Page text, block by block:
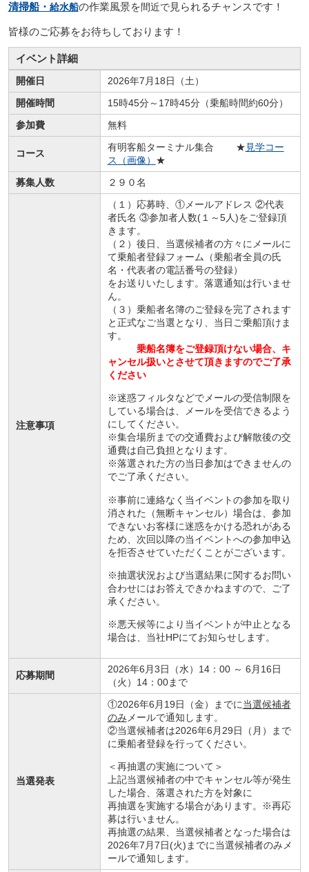
清掃船・ 給水船の作業風景を間近で見られるチャンスです！
皆様のご応募をお待ちしております！
イベント詳細
開催日
2026年7月18日（土）
開催時間
15時45分～17時45分（乗船時間約60分）
参加費
無料
コース
有明客船ターミナル集合 ★ 見学コー
ス（画像） ★
募集人数
２９０名
注意事項
（１）応募時、①メールアドレス ②代表
者氏名 ③参加者人数(１～5人)をご登録頂
きます。
（２）後日、当選候補者の方々にメールに
て乗船者登録フォーム（乗船者全員の氏
名・代表者の電話番号の登録）
をお送りいたします。落選通知は行いませ
ん。
（３）乗船者名簿のご登録を完了されます
と正式なご当選となり、当日ご乗船頂けま
す。
乗船名簿をご登録頂けない場合、キ
ャンセル扱いとさせて頂きますのでご了承
ください
※迷惑フィルタなどでメールの受信制限を
している場合は、メールを受信できるよう
にしてください。
※集合場所までの交通費および解散後の交
通費は自己負担となります。
※落選された方の当日参加はできませんの
でご了承ください。
※事前に連絡なく当イベントの参加を取り
消された（無断キャンセル）場合は、参加
できないお客様に迷惑をかける恐れがある
ため、次回以降の当イベントへの参加申込
を拒否させていただくことがございます。
※抽選状況および当選結果に関するお問い
合わせにはお答えできかねますので、ご了
承ください。
※悪天候等により当イベントが中止となる
場合は、当社HPにてお知らせします。
応募期間
2026年6月3日（水） 14：00～ 6月16日
（火）14：00まで
当選発表
①2026年6月19日（金）までに当選候補者
のみ メールで通知します。
②当選候補者は2026年6月29日（月）まで
に乗船者登録を行ってください。
＜再抽選の実施について＞
上記当選候補者の中でキャンセル等が発生
した場合、落選された方を対象に
再抽選を実施する場合があります。※再応
募は行いません。
再抽選の結果、当選候補者となった場合は
2026年7月7日(火)までに当選候補者のみメ
ールで通知します。